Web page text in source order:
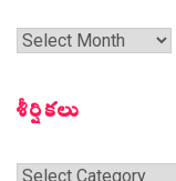
గత
శీర్షికలు
శీర్షికలు